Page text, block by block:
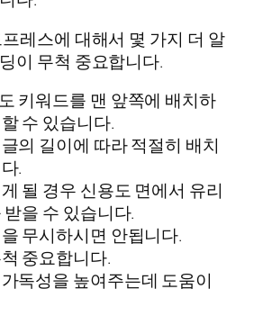
레스에 대해서 몇 가지 더 알
이 무척 중요합니다.
키워드를 맨 앞쪽에 배치하
수 있습니다.
의 길이에 따라 적절히 배치
.
될 경우 신용도 면에서 유리
을 수 있습니다.
무시하시면 안됩니다.
중요합니다.
독성을 높여주는데 도움이